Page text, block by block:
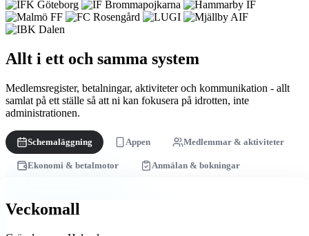
Allt i ett och samma system
Medlemsregister, betalningar, aktiviteter och kommunikation - allt
samlat på ett ställe så att ni kan fokusera på idrotten, inte
administrationen.
Schemaläggning Appen Medlemmar & aktiviteter
Ekonomi & betalmotor Anmälan & bokningar
Veckomall